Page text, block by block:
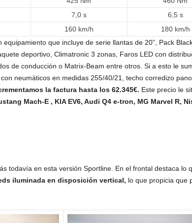
7,0 s
6,5 s
160 km/h
180 km/h
que incluye de serie llantas de 20”, Pack
deportivo, Climatronic 3 zonas, Faros LED con
de conducción o Matrix-Beam entre otros. Si a esto le
neumáticos en medidas 255/40/21, techo corredizo
la factura hasta los 62.345€. Este precio le
Mach-E , KIA EV6, Audi Q4 e-tron, MG Marvel R,
todavía en esta versión Sportline. En el frontal destaca lo
iluminada en disposición vertical, lo que propicia que